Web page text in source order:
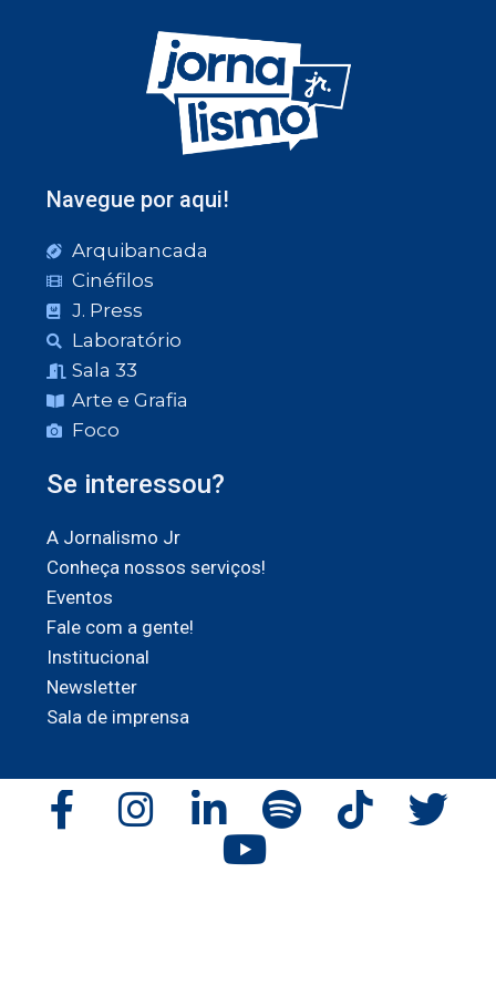
Navegue por aqui!
Arquibancada
Cinéfilos
J. Press
Laboratório
Sala 33
Arte e Grafia
Foco
Se interessou?
A Jornalismo Jr
Conheça nossos serviços!
Eventos
Fale com a gente!
Institucional
Newsletter
Sala de imprensa